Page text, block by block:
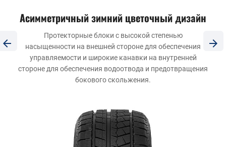
Асимметричный зимний цветочный дизайн
Протекторные блоки с высокой степенью
насыщенности на внешней стороне для обеспечения
управляемости и широкие канавки на внутренней
стороне для обеспечения водоотвода и предотвращения
бокового скольжения.